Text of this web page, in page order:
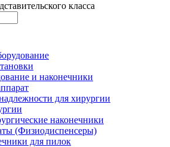
класса
и наконечники
для хирургии
наконечники
(Физиодиспенсеры)
для пилок